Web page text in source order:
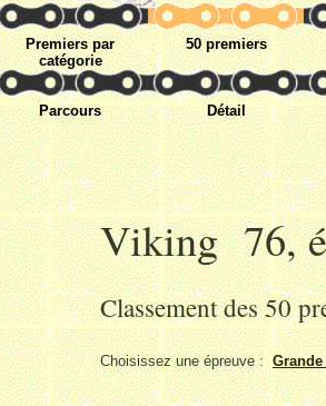
Premiers par
catégorie
50 premiers
Parcours Détail
Viking 76,
Classement des 50
Choisissez une épreuve :